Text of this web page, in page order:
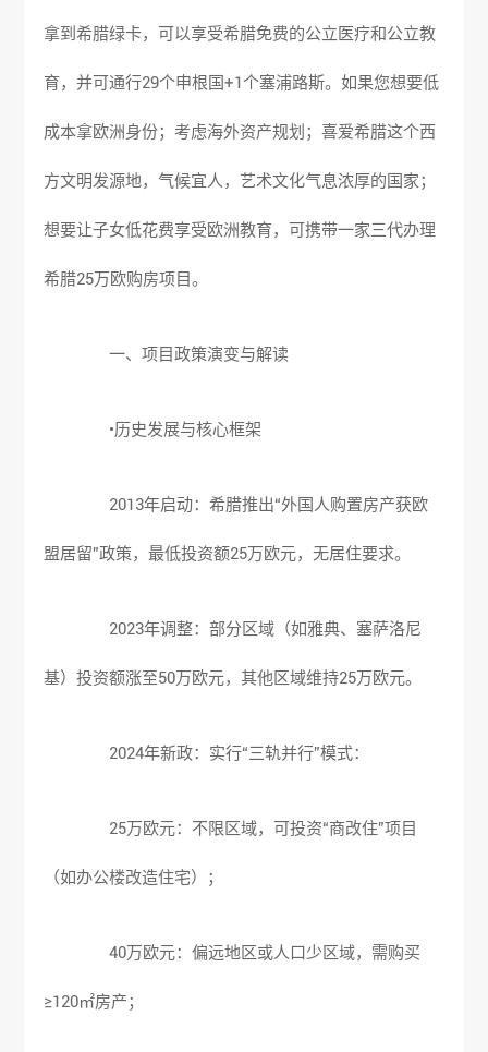
拿到希腊绿卡，可以享受希腊免费的公立医疗和公立教
育，并可通行29个申根国+1个塞浦路斯。如果您想要低
成本拿欧洲身份；考虑海外资产规划；喜爱希腊这个西
方文明发源地，气候宜人，艺术文化气息浓厚的国家；
想要让子女低花费享受欧洲教育，可携带一家三代办理
希腊25万欧购房项目。
一、项目政策演变与解读
•历史发展与核心框架
2013年启动：希腊推出“外国人购置房产获欧
盟居留”政策，最低投资额25万欧元，无居住要求。
2023年调整：部分区域（如雅典、塞萨洛尼
基）投资额涨至50万欧元，其他区域维持25万欧元。
2024年新政：实行“三轨并行”模式：
25万欧元：不限区域，可投资“商改住”项目
（如办公楼改造住宅）；
40万欧元：偏远地区或人口少区域，需购买
≥120㎡房产；